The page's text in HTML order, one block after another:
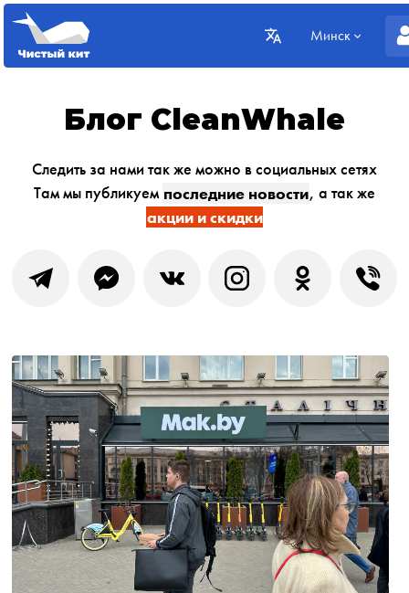
Минск
Блог CleanWhale
Следить за нами так же можно в социальных сетях
Там мы публикуем последние новости, а так же
акции и скидки